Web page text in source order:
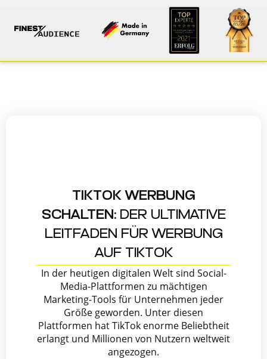
TIKTOK WERBUNG
SCHALTEN:DER ULTIMATIVE
LEITFADEN FÜR WERBUNG
AUF TIKTOK
In der heutigen digitalen Welt sind Social-
Media-Plattformen zu mächtigen
Marketing-Tools für Unternehmen jeder
Größe geworden. Unter diesen
Plattformen hat TikTok enorme Beliebtheit
erlangt und Millionen von Nutzern weltweit
angezogen.